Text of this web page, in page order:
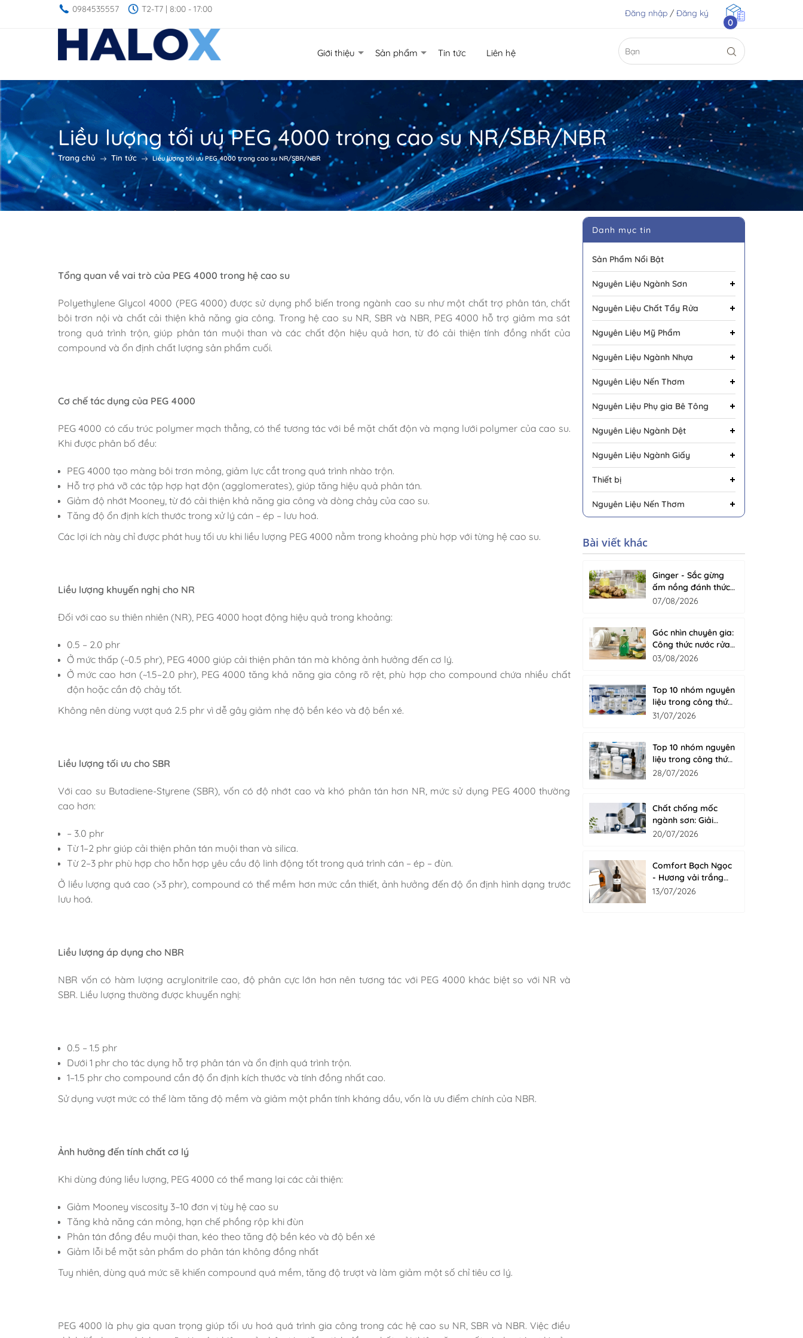
0984535557 T2-T7 | 8:00 - 17:00 Đăng nhập / Đăng ký
0
Giới thiệu Sản phẩm Tin tức Liên hệ
Liều lượng tối ưu PEG 4000 trong cao su NR/SBR/NBR
Trang chủ Tin tức Liều lượng tối ưu PEG 4000 trong cao su NR/SBR/NBR
Tổng quan về vai trò của PEG 4000 trong hệ cao su
Polyethylene Glycol 4000 (PEG 4000) được sử dụng phổ biến trong ngành cao su như một chất trợ phân tán, chất
bôi trơn nội và chất cải thiện khả năng gia công. Trong hệ cao su NR, SBR và NBR, PEG 4000 hỗ trợ giảm ma sát
trong quá trình trộn, giúp phân tán muội than và các chất độn hiệu quả hơn, từ đó cải thiện tính đồng nhất của
compound và ổn định chất lượng sản phẩm cuối.
Cơ chế tác dụng của PEG 4000
PEG 4000 có cấu trúc polymer mạch thẳng, có thể tương tác với bề mặt chất độn và mạng lưới polymer của cao su.
Khi được phân bố đều:
PEG 4000 tạo màng bôi trơn mỏng, giảm lực cắt trong quá trình nhào trộn.
Hỗ trợ phá vỡ các tập hợp hạt độn (agglomerates), giúp tăng hiệu quả phân tán.
Giảm độ nhớt Mooney, từ đó cải thiện khả năng gia công và dòng chảy của cao su.
Tăng độ ổn định kích thước trong xử lý cán – ép – lưu hoá.
Các lợi ích này chỉ được phát huy tối ưu khi liều lượng PEG 4000 nằm trong khoảng phù hợp với từng hệ cao su.
Liều lượng khuyến nghị cho NR
Đối với cao su thiên nhiên (NR), PEG 4000 hoạt động hiệu quả trong khoảng:
0.5 – 2.0 phr
Ở mức thấp (~0.5 phr), PEG 4000 giúp cải thiện phân tán mà không ảnh hưởng đến cơ lý.
Ở mức cao hơn (~1.5–2.0 phr), PEG 4000 tăng khả năng gia công rõ rệt, phù hợp cho compound chứa nhiều chất
độn hoặc cần độ chảy tốt.
Không nên dùng vượt quá 2.5 phr vì dễ gây giảm nhẹ độ bền kéo và độ bền xé.
Liều lượng tối ưu cho SBR
Với cao su Butadiene-Styrene (SBR), vốn có độ nhớt cao và khó phân tán hơn NR, mức sử dụng PEG 4000 thường
cao hơn:
– 3.0 phr
Từ 1–2 phr giúp cải thiện phân tán muội than và silica.
Từ 2–3 phr phù hợp cho hỗn hợp yêu cầu độ linh động tốt trong quá trình cán – ép – đùn.
Ở liều lượng quá cao (>3 phr), compound có thể mềm hơn mức cần thiết, ảnh hưởng đến độ ổn định hình dạng trước
lưu hoá.
Liều lượng áp dụng cho NBR
NBR vốn có hàm lượng acrylonitrile cao, độ phân cực lớn hơn nên tương tác với PEG 4000 khác biệt so với NR và
SBR. Liều lượng thường được khuyến nghị:
0.5 – 1.5 phr
Dưới 1 phr cho tác dụng hỗ trợ phân tán và ổn định quá trình trộn.
1–1.5 phr cho compound cần độ ổn định kích thước và tính đồng nhất cao.
Sử dụng vượt mức có thể làm tăng độ mềm và giảm một phần tính kháng dầu, vốn là ưu điểm chính của NBR.
Ảnh hưởng đến tính chất cơ lý
Khi dùng đúng liều lượng, PEG 4000 có thể mang lại các cải thiện:
Giảm Mooney viscosity 3–10 đơn vị tùy hệ cao su
Tăng khả năng cán mỏng, hạn chế phồng rộp khi đùn
Phân tán đồng đều muội than, kéo theo tăng độ bền kéo và độ bền xé
Giảm lỗi bề mặt sản phẩm do phân tán không đồng nhất
Tuy nhiên, dùng quá mức sẽ khiến compound quá mềm, tăng độ trượt và làm giảm một số chỉ tiêu cơ lý.
PEG 4000 là phụ gia quan trọng giúp tối ưu hoá quá trình gia công trong các hệ cao su NR, SBR và NBR. Việc điều
Danh mục tin
Sản Phẩm Nổi Bật
Nguyên Liệu Ngành Sơn
Nguyên Liệu Chất Tẩy Rửa
Nguyên Liệu Mỹ Phẩm
Nguyên Liệu Ngành Nhựa
Nguyên Liệu Nến Thơm
Nguyên Liệu Phụ gia Bê Tông
Nguyên Liệu Ngành Dệt
Nguyên Liệu Ngành Giấy
Thiết bị
Nguyên Liệu Nến Thơm
Bài viết khác
Ginger - Sắc gừng
ấm nồng đánh thức
cảm giác sạch tự
07/08/2026
Góc nhìn chuyên gia:
Công thức nước rửa
chén cao cấp gồm
03/08/2026
Top 10 nhóm nguyên
liệu trong công thức
sơn nước
31/07/2026
Top 10 nhóm nguyên
liệu trong công thức
nước giặt hiện đại
28/07/2026
Chất chống mốc
ngành sơn: Giải
pháp bảo vệ màng
20/07/2026
Comfort Bạch Ngọc
- Hương vải trắng
tinh khôi cho nước
13/07/2026